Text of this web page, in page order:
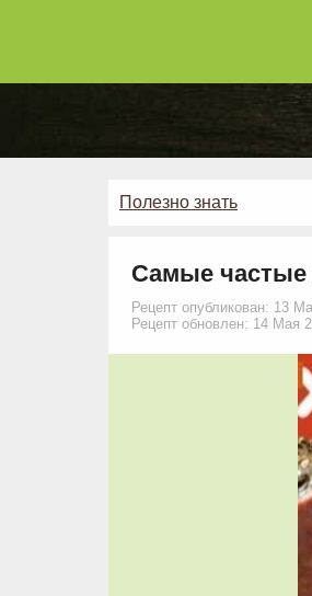
Полезно знать
Самые частые
Рецепт опубликован: 13
Рецепт обновлен: 14 Мая